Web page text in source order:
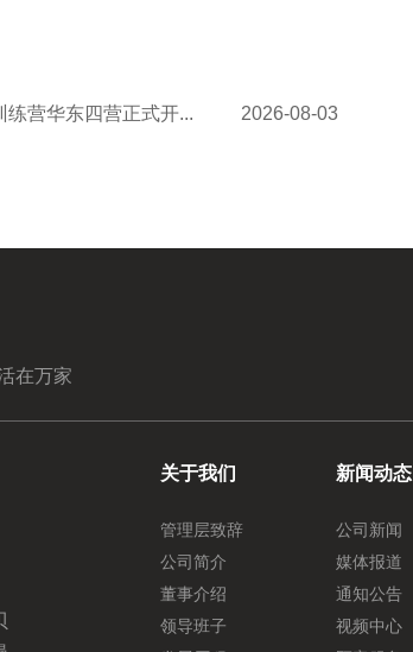
练营华东四营正式开... 2026-08-03
在万家
关于我们
管理层致辞
公司简介
董事介绍
领导班子
新闻动态
公司新闻
媒体报道
通知公告
视频中心